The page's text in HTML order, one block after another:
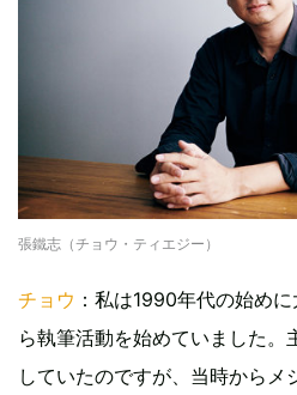
張鐵志（チョウ・ティエジー）
チョウ ：私は1990年代の始め
ら執筆活動を始めていました。
していたのですが、当時から